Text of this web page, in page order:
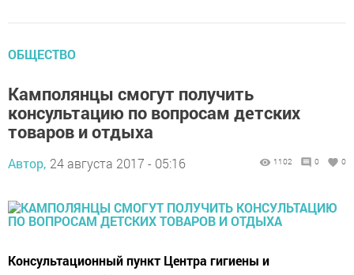
ОБЩЕСТВО
Камполянцы смогут получить
консультацию по вопросам детских
товаров и отдыха
Автор, 24 августа 2017 - 05:16 1102 0 0
Консультационный пункт Центра гигиены и